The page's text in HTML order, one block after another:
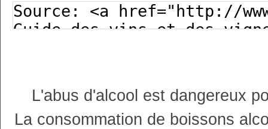
L'abus d'alcool est dangereux
La consommation de boissons